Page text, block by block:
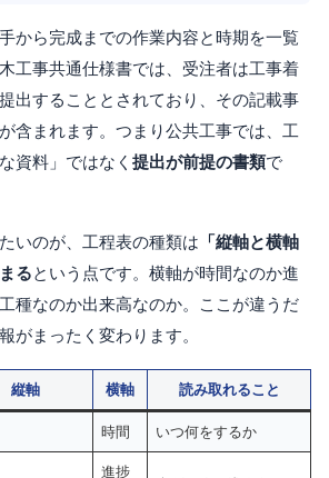
から完成までの作業内容と時期を一覧
工事共通仕様書では、受注者は工事着
出することとされており、その記載事
含まれます。つまり公共工事では、工
資料」ではなく 提出が前提の書類で
いのが、工程表の種類は 「縦軸と横軸
るという点です。横軸が時間なのか進
種なのか出来高なのか。ここが違うだ
がまったく変わります。
縦軸 横軸 読み取れること
時間 いつ何をするか
進捗